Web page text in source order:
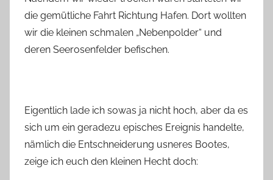
die gemütliche Fahrt Richtung Hafen. Dort wollten
wir die kleinen schmalen „Nebenpolder“ und
deren Seerosenfelder befischen.
Eigentlich lade ich sowas ja nicht hoch, aber da es
sich um ein geradezu episches Ereignis handelte,
nämlich die Entschneiderung usneres Bootes,
zeige ich euch den kleinen Hecht doch: